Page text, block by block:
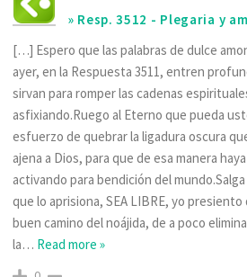
» Resp. 3512 - Plegaria y
[…] Espero que las palabras de dulce
ayer, en la Respuesta 3511, entren
sirvan para romper las cadenas
asfixiando.Ruego al Eterno que pueda
esfuerzo de quebrar la ligadura oscura
ajena a Dios, para que de esa manera
activando para bendición del
que lo aprisiona, SEA LIBRE, yo
buen camino del noájida, de a poco
la… Read more »